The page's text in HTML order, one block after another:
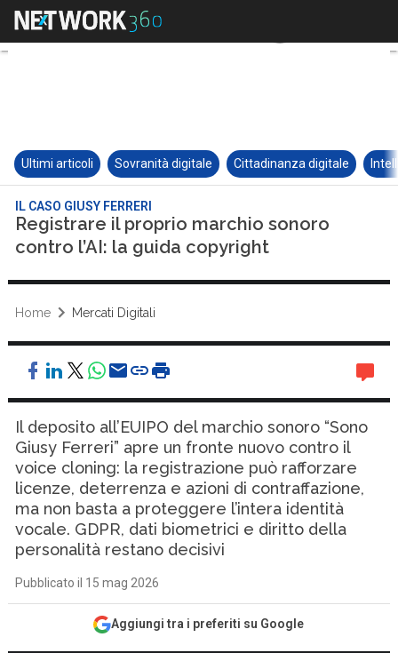
Ultimi articoli Sovranità digitale Cittadinanza digitale
IL CASO GIUSY FERRERI
Registrare il proprio marchio sonoro
contro l’AI: la guida copyright
Home Mercati Digitali
Il deposito all’EUIPO del marchio sonoro “Sono
Giusy Ferreri” apre un fronte nuovo contro il
voice cloning: la registrazione può rafforzare
licenze, deterrenza e azioni di contraffazione,
ma non basta a proteggere l’intera identità
vocale. GDPR, dati biometrici e diritto della
personalità restano decisivi
Pubblicato il 15 mag 2026
Aggiungi tra i preferiti su Google